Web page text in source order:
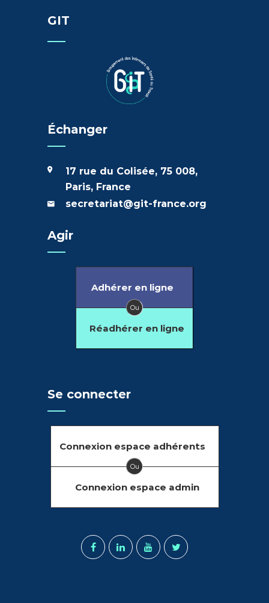
GIT
Échanger
17 rue du Colisée, 75 008,
Paris, France
secretariat@git-france.org
Agir
Adhérer en ligne
Ou
Réadhérer en ligne
Se connecter
Connexion espace adhérents
Ou
Connexion espace admin